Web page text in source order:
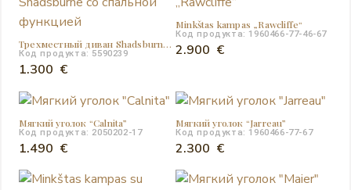
1.685 €.
Трехместный диван Shadsburne со спальной функцией
Код продукта: 5590239
1.300 €
Minkštas kampas „Rawcliffe“
Код продукта: 1960466-77-46-67
2.900 €
Мягкий уголок “Calnita”
Код продукта: 2050202-17
1.490 €
Мягкий уголок “Jarreau”
Код продукта: 1960466-77-67
2.300 €